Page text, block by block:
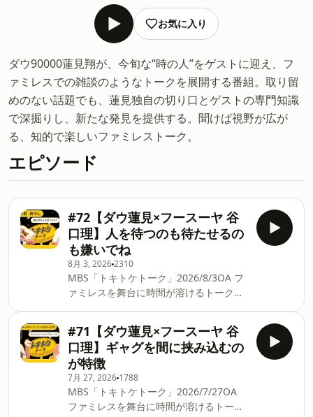
お気に入り
ダウ90000蓮見翔が、今旬な“時の人”をゲストに迎え、フ
ァミレスでの雑談のようなトークを展開する番組。取り留
めのない話題でも、蓮見独自の切り口とゲストの専門知識
で深掘りし、新たな発見を提供する。聞けば視野が広が
る、知的で楽しいファミレストーク。
エピソード
#72【ダウ蓮見×フースーヤ 谷
口理】人を待つのも待たせるの
も嫌いでね
8月 3, 20262310
MBS「トキトケトーク」2026/8/3OA フ
ァミレスを舞台に時間が溶けるトークを
ダウ90000蓮見翔×フースーヤの谷口理。
漫画とイオンについてトーク。NGKの舞
台は特別。今自分たちの世代がおもちゃ
業界から狙われている。漫画で卒業式の
シーンは少ない。いや、俄然行くね。谷
口の声でオーディブルを聴きたい。昨日
授業受けないと表面積は出ない。関西は
#71【ダウ蓮見×フースーヤ 谷
口理】ギャグを間に挟み込むの
が特徴
7月 27, 2026 1788
MBS「トキトケトーク」2026/7/27OA
ファミレスを舞台に時間が溶けるトーク